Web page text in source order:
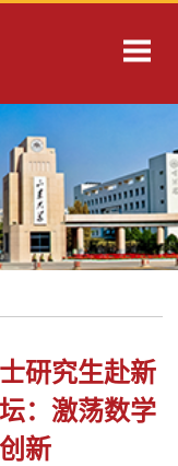
研究生赴新
：激荡数学
新